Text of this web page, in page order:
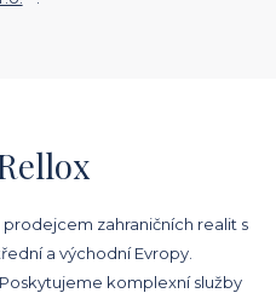
zahraničních realit s
a východní Evropy.
komplexní služby